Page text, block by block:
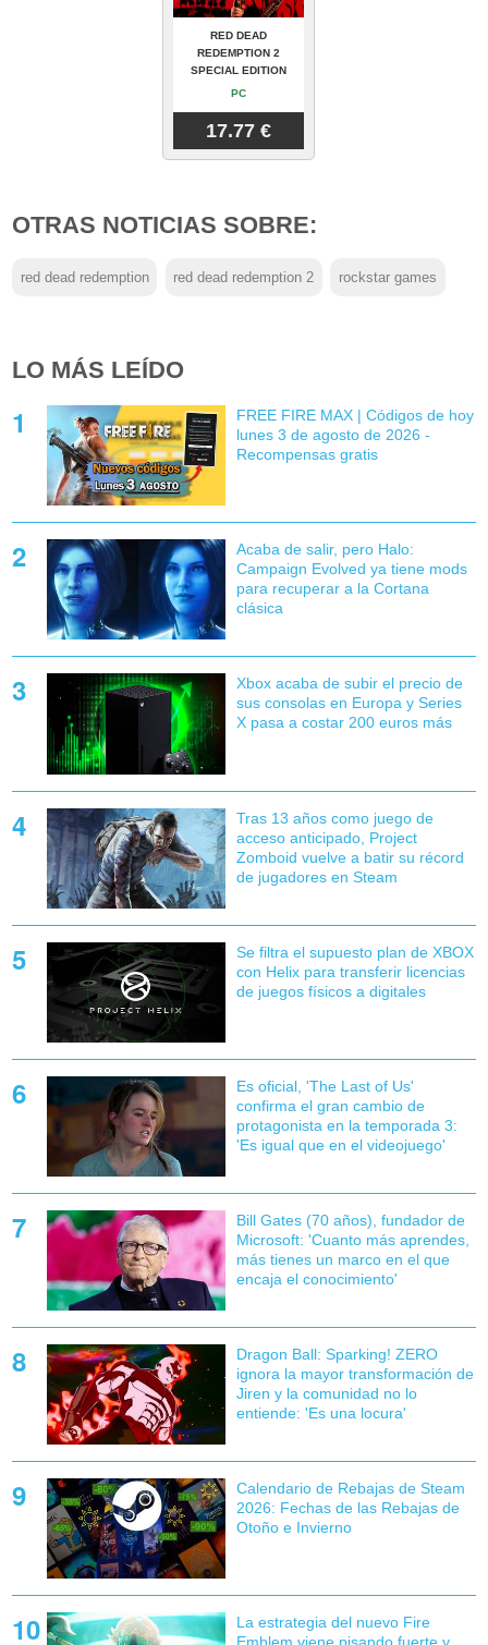
RED DEAD
REDEMPTION 2
SPECIAL EDITION
PC
17.77 €
OTRAS NOTICIAS SOBRE:
red dead redemption red dead redemption 2 rockstar games
LO MÁS LEÍDO
FREE FIRE MAX | Códigos de hoy
lunes 3 de agosto de 2026 -
Recompensas gratis
Acaba de salir, pero Halo:
Campaign Evolved ya tiene mods
para recuperar a la Cortana
clásica
Xbox acaba de subir el precio de
sus consolas en Europa y Series
X pasa a costar 200 euros más
Tras 13 años como juego de
acceso anticipado, Project
Zomboid vuelve a batir su récord
de jugadores en Steam
Se filtra el supuesto plan de XBOX
con Helix para transferir licencias
de juegos físicos a digitales
Es oficial, 'The Last of Us'
confirma el gran cambio de
protagonista en la temporada 3:
'Es igual que en el videojuego'
Bill Gates (70 años), fundador de
Microsoft: 'Cuanto más aprendes,
más tienes un marco en el que
encaja el conocimiento'
Dragon Ball: Sparking! ZERO
ignora la mayor transformación de
Jiren y la comunidad no lo
entiende: 'Es una locura'
Calendario de Rebajas de Steam
2026: Fechas de las Rebajas de
Otoño e Invierno
La estrategia del nuevo Fire